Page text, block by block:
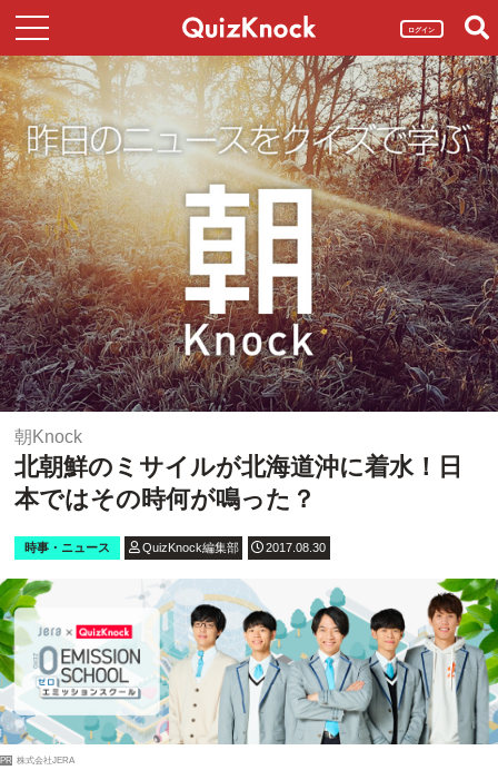
ログイン
朝Knock
北朝鮮のミサイルが北海道沖に着水！日
本ではその時何が鳴った？
時事・ニュース QuizKnock編集部 2017.08.30
PR 株式会社JERA